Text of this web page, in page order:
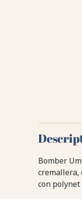
Bomber
cremallera,
con